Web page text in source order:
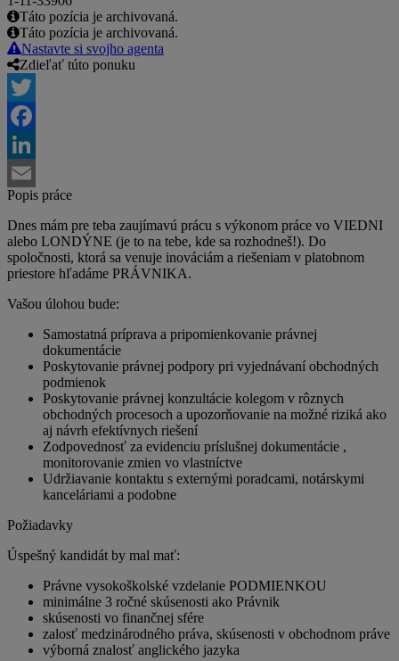
Táto pozícia je archivovaná.
Táto pozícia je archivovaná.
Nastavte si svojho agenta
Zdieľať túto ponuku
Twitter
Facebook
LinkedIn
Email
Popis práce
Dnes mám pre teba zaujímavú prácu s výkonom práce vo VIEDNI
alebo LONDÝNE (je to na tebe, kde sa rozhodneš!). Do
spoločnosti, ktorá sa venuje inováciám a riešeniam v platobnom
priestore hľadáme PRÁVNIKA.
Vašou úlohou bude:
Samostatná príprava a pripomienkovanie právnej
dokumentácie
Poskytovanie právnej podpory pri vyjednávaní obchodných
podmienok
Poskytovanie právnej konzultácie kolegom v rôznych
obchodných procesoch a upozorňovanie na možné riziká ako
aj návrh efektívnych riešení
Zodpovednosť za evidenciu príslušnej dokumentácie ,
monitorovanie zmien vo vlastníctve
Udržiavanie kontaktu s externými poradcami, notárskymi
kanceláriami a podobne
Požiadavky
Úspešný kandidát by mal mať:
Právne vysokoškolské vzdelanie PODMIENKOU
minimálne 3 ročné skúsenosti ako Právnik
skúsenosti vo finančnej sfére
zalosť medzinárodného práva, skúsenosti v obchodnom práve
výborná znalosť anglického jazyka